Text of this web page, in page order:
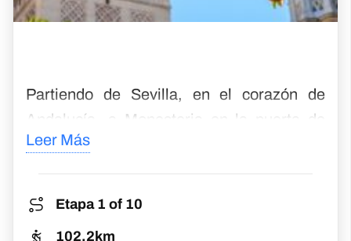
llevan al norte hacia Santiago.
Comfort
Challenge